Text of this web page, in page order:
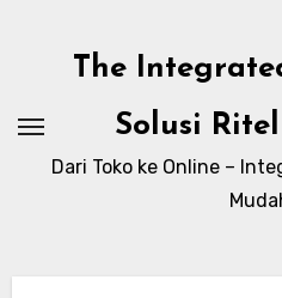
The
Solusi
Dari Toko ke Online –